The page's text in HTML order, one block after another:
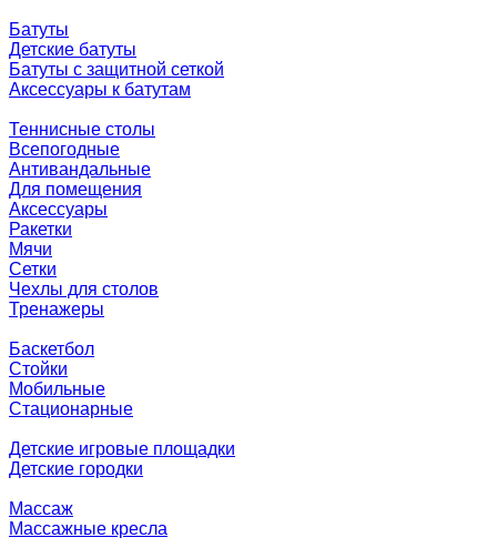
Батуты
Детские батуты
Батуты с защитной сеткой
Аксессуары к батутам
Теннисные столы
Всепогодные
Антивандальные
Для помещения
Аксессуары
Ракетки
Мячи
Сетки
Чехлы для столов
Тренажеры
Баскетбол
Стойки
Мобильные
Стационарные
Детские игровые площадки
Детские городки
Массаж
Массажные кресла